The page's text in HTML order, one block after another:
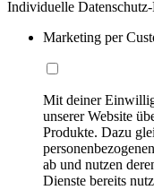
Individuelle
Marketing per
Mit deiner
unserer Website
Produkte. Dazu
ab und nutzen
Dienste bereits